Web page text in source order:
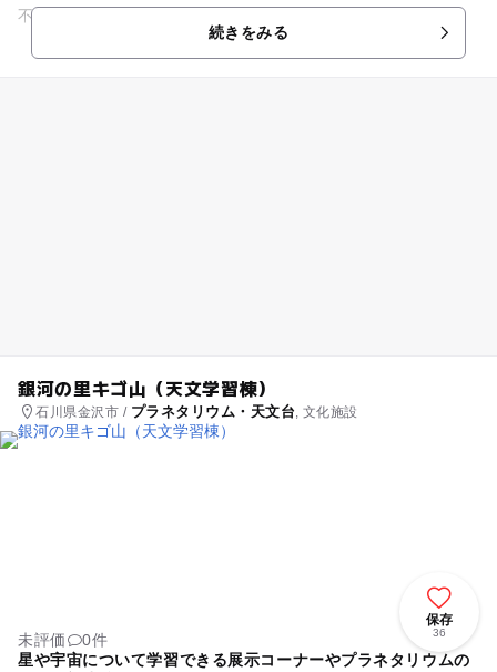
不思議を体験しよう！プラネタリウム“パンドラ”で映し出され
続きをみる
銀河の里キゴ山（天文学習棟）
石川県金沢市 / プラネタリウム・天文台 , 文化施設
保存
36
未評価
0件
星や宇宙について学習できる展示コーナーやプラネタリウムの